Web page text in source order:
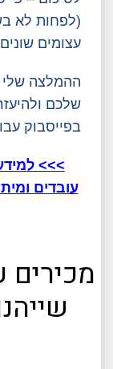
(לפחות לא
עצומים
ההמלצה שלי
שלכם
בפייסבוק
>>>
עובדים
מכירים